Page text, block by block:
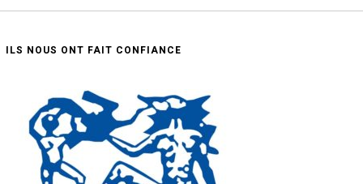
ILS NOUS ONT FAIT CONFIANCE